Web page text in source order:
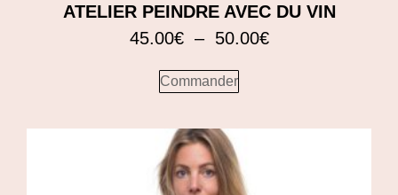
ATELIER PEINDRE AVEC DU VIN
45.00€ – 50.00€
Commander